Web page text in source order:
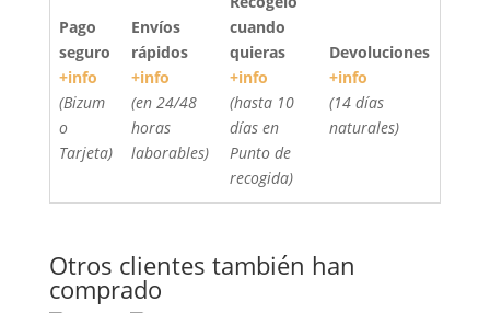
Pago
seguro
+info
(Bizum
o
Tarjeta)
Envíos
rápidos
+info
(en 24/48
horas
laborables)
cuando
quieras
+info
(hasta 10
días en
Punto de
recogida)
Devoluciones
+info
(14 días
naturales)
Otros clientes también han
comprado